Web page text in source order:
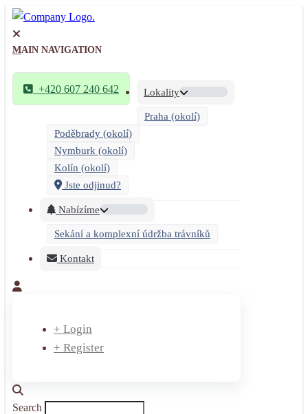
MAIN NAVIGATION
+420 607 240 642 Lokality
Praha (okolí)
Poděbrady (okolí)
Nymburk (okolí)
Kolín (okolí)
Jste odjinud?
Nabízíme
Sekání a komplexní údržba trávníků
Kontakt
+ Login
+ Register
Search